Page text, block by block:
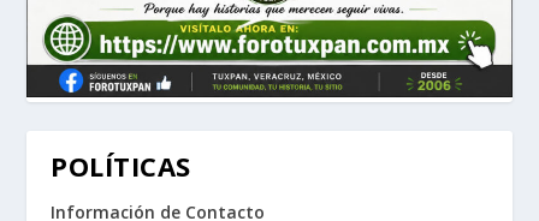
POLÍTICAS
Información de Contacto